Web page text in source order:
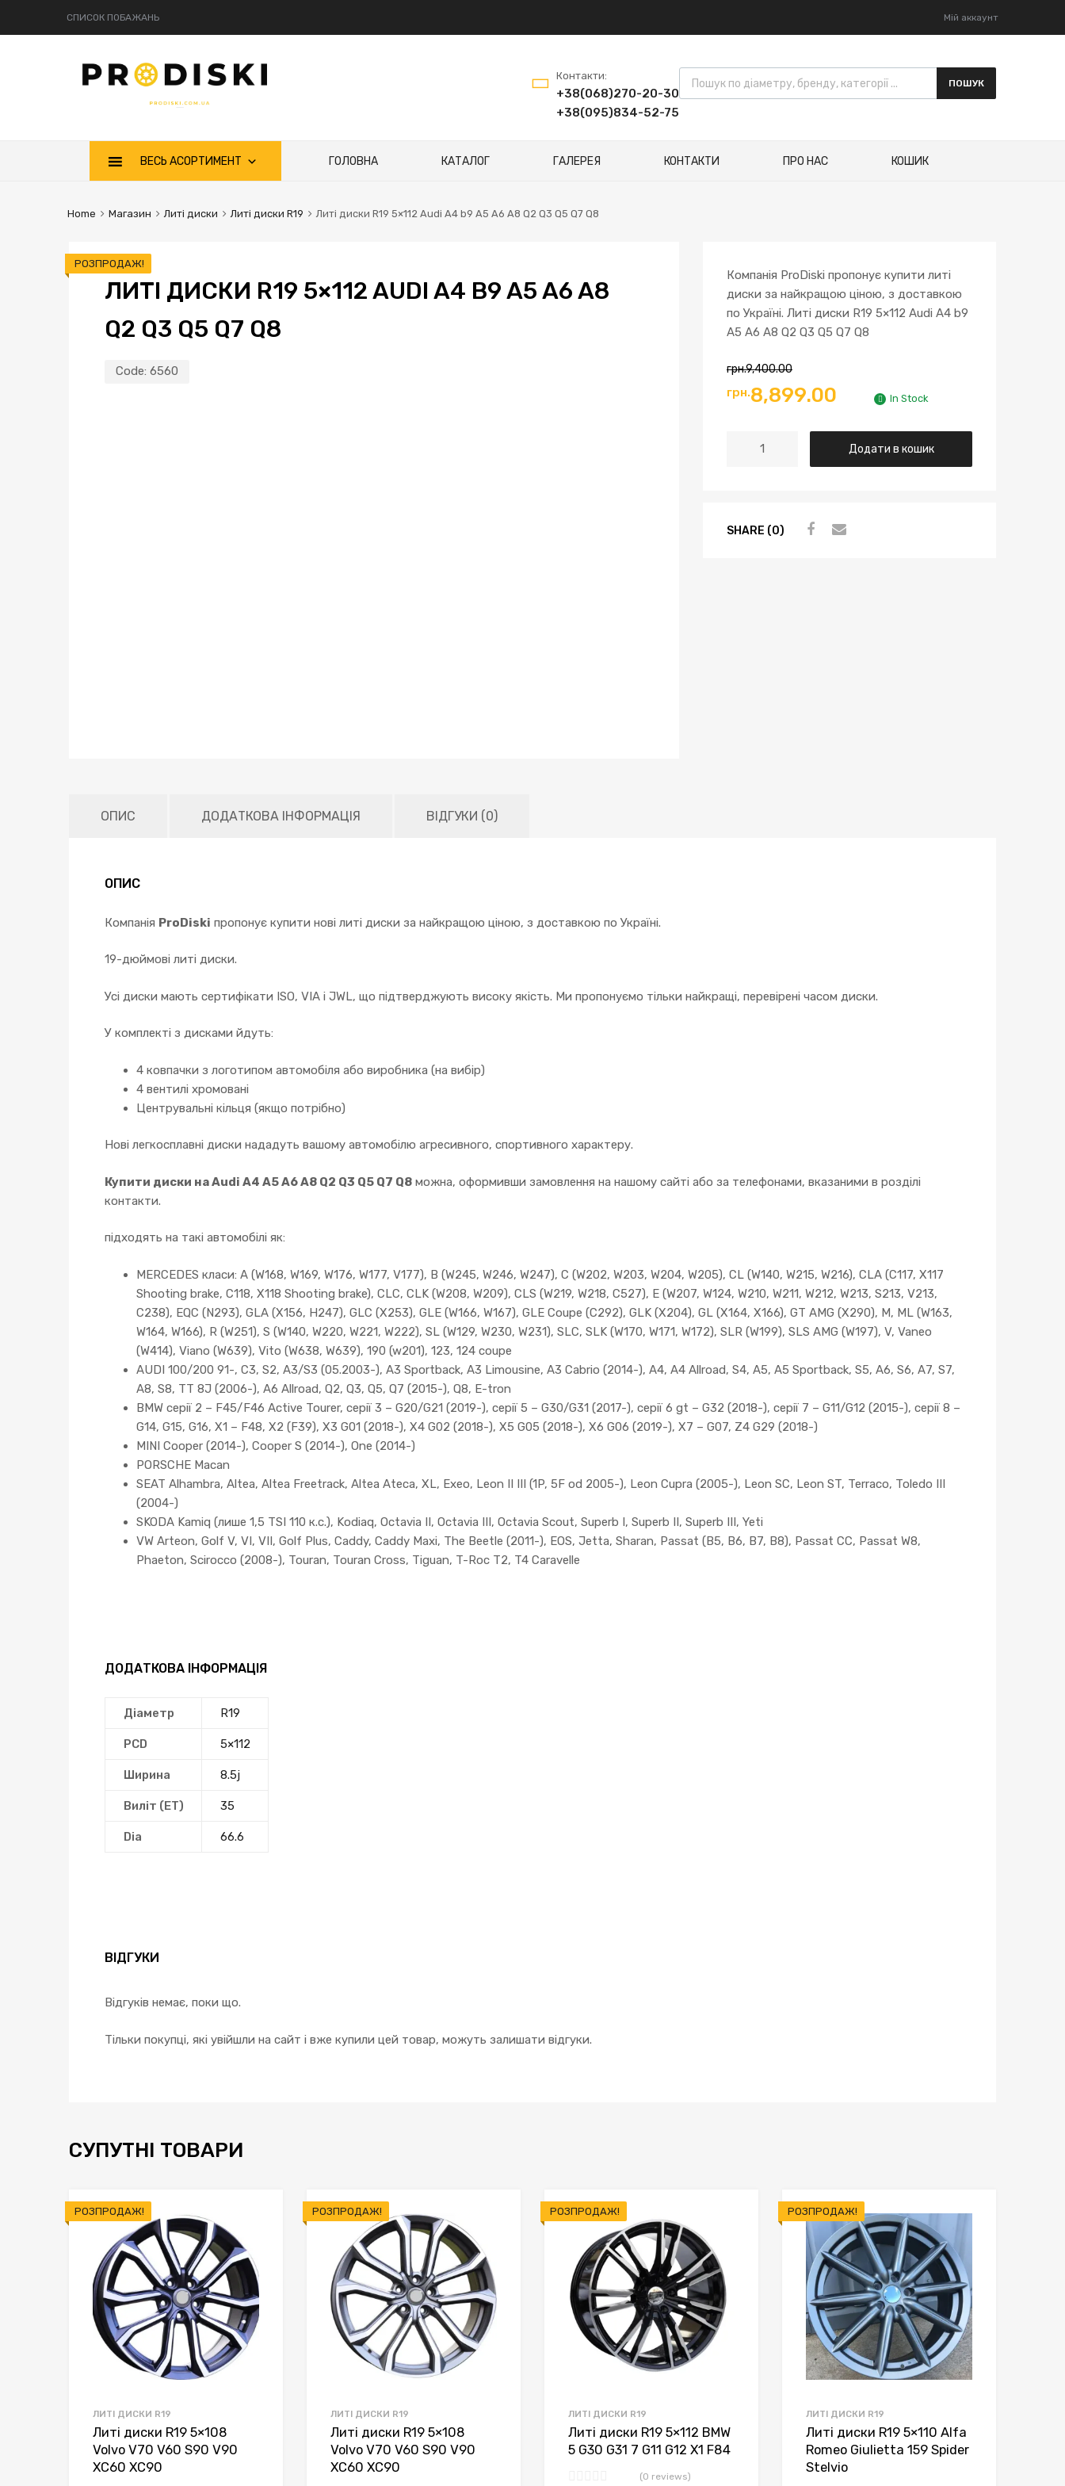
СПИСОК ПОБАЖАНЬ Мій аккаунт
Контакти:
+38(068)270-20-30
+38(095)834-52-75
ПОШУК
ВЕСЬ АСОРТИМЕНТ ГОЛОВНА КАТАЛОГ ГАЛЕРЕЯ КОНТАКТИ ПРО НАС КОШИК
Home Магазин Литі диски Литі диски R19 Литі диски R19 5×112 Audi A4 b9 A5 A6 A8 Q2 Q3 Q5 Q7 Q8
ЛИТІ ДИСКИ R19 5×112 AUDI A4 B9 A5 A6 A8
Q2 Q3 Q5 Q7 Q8
Code: 6560
РОЗПРОДАЖ!
Компанія ProDiski пропонує купити литі
диски за найкращою ціною, з доставкою
по Україні. Литі диски R19 5×112 Audi A4 b9
A5 A6 A8 Q2 Q3 Q5 Q7 Q8
грн.9,400.00
грн.8,899.00 In Stock
Додати в кошик
SHARE (0)
ОПИС ДОДАТКОВА ІНФОРМАЦІЯ ВІДГУКИ (0)
ОПИС
Компанія ProDiski пропонує купити нові литі диски за найкращою ціною, з доставкою по Україні.
19-дюймові литі диски.
Усі диски мають сертифікати ISO, VIA і JWL, що підтверджують високу якість. Ми пропонуємо тільки найкращі, перевірені часом диски.
У комплекті з дисками йдуть:
4 ковпачки з логотипом автомобіля або виробника (на вибір)
4 вентилі хромовані
Центрувальні кільця (якщо потрібно)
Нові легкосплавні диски нададуть вашому автомобілю агресивного, спортивного характеру.
Купити диски на Audi A4 A5 A6 A8 Q2 Q3 Q5 Q7 Q8 можна, оформивши замовлення на нашому сайті або за телефонами, вказаними в розділі
контакти.
підходять на такі автомобілі як:
MERCEDES класи: A (W168, W169, W176, W177, V177), B (W245, W246, W247), C (W202, W203, W204, W205), CL (W140, W215, W216), CLA (C117, X117
Shooting brake, C118, X118 Shooting brake), CLC, CLK (W208, W209), CLS (W219, W218, C527), E (W207, W124, W210, W211, W212, W213, S213, V213,
C238), EQC (N293), GLA (X156, H247), GLC (X253), GLE (W166, W167), GLE Coupe (C292), GLK (X204), GL (X164, X166), GT AMG (X290), M, ML (W163,
W164, W166), R (W251), S (W140, W220, W221, W222), SL (W129, W230, W231), SLC, SLK (W170, W171, W172), SLR (W199), SLS AMG (W197), V, Vaneo
(W414), Viano (W639), Vito (W638, W639), 190 (w201), 123, 124 coupe
AUDI 100/200 91-, C3, S2, A3/S3 (05.2003-), A3 Sportback, A3 Limousine, A3 Cabrio (2014-), A4, A4 Allroad, S4, A5, A5 Sportback, S5, A6, S6, A7, S7,
A8, S8, TT 8J (2006-), A6 Allroad, Q2, Q3, Q5, Q7 (2015-), Q8, E-tron
BMW серії 2 – F45/F46 Active Tourer, серії 3 – G20/G21 (2019-), серії 5 – G30/G31 (2017-), серії 6 gt – G32 (2018-), серії 7 – G11/G12 (2015-), серії 8 –
G14, G15, G16, X1 – F48, X2 (F39), X3 G01 (2018-), X4 G02 (2018-), X5 G05 (2018-), X6 G06 (2019-), X7 – G07, Z4 G29 (2018-)
MINI Cooper (2014-), Cooper S (2014-), One (2014-)
PORSCHE Macan
SEAT Alhambra, Altea, Altea Freetrack, Altea Ateca, XL, Exeo, Leon II III (1P, 5F od 2005-), Leon Cupra (2005-), Leon SC, Leon ST, Terraco, Toledo III
(2004-)
SKODA Kamiq (лише 1,5 TSI 110 к.с.), Kodiaq, Octavia II, Octavia III, Octavia Scout, Superb I, Superb II, Superb III, Yeti
VW Arteon, Golf V, VI, VII, Golf Plus, Caddy, Caddy Maxi, The Beetle (2011-), EOS, Jetta, Sharan, Passat (B5, B6, B7, B8), Passat CC, Passat W8,
Phaeton, Scirocco (2008-), Touran, Touran Cross, Tiguan, T-Roc T2, T4 Caravelle
ДОДАТКОВА ІНФОРМАЦІЯ
Діаметр R19
PCD 5×112
Ширина 8.5j
Виліт (ЕТ) 35
Dia 66.6
ВІДГУКИ
Відгуків немає, поки що.
Тільки покупці, які увійшли на сайт і вже купили цей товар, можуть залишати відгуки.
СУПУТНІ ТОВАРИ
РОЗПРОДАЖ!
ЛИТІ ДИСКИ R19
Литі диски R19 5×108
Volvo V70 V60 S90 V90
XC60 XC90
РОЗПРОДАЖ!
ЛИТІ ДИСКИ R19
Литі диски R19 5×108
Volvo V70 V60 S90 V90
XC60 XC90
РОЗПРОДАЖ!
ЛИТІ ДИСКИ R19
Литі диски R19 5×112 BMW
5 G30 G31 7 G11 G12 X1 F84
(0 reviews)
РОЗПРОДАЖ!
ЛИТІ ДИСКИ R19
Литі диски R19 5×110 Alfa
Romeo Giulietta 159 Spider
Stelvio